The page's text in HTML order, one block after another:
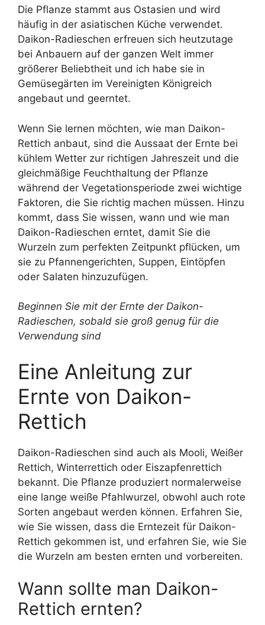
Die Pflanze stammt aus Ostasien und wird
häufig in der asiatischen Küche verwendet.
Daikon-Radieschen erfreuen sich heutzutage
bei Anbauern auf der ganzen Welt immer
größerer Beliebtheit und ich habe sie in
Gemüsegärten im Vereinigten Königreich
angebaut und geerntet.
Wenn Sie lernen möchten, wie man Daikon-
Rettich anbaut, sind die Aussaat der Ernte bei
kühlem Wetter zur richtigen Jahreszeit und die
gleichmäßige Feuchthaltung der Pflanze
während der Vegetationsperiode zwei wichtige
Faktoren, die Sie richtig machen müssen. Hinzu
kommt, dass Sie wissen, wann und wie man
Daikon-Radieschen erntet, damit Sie die
Wurzeln zum perfekten Zeitpunkt pflücken, um
sie zu Pfannengerichten, Suppen, Eintöpfen
oder Salaten hinzuzufügen.
Beginnen Sie mit der Ernte der Daikon-
Radieschen, sobald sie groß genug für die
Verwendung sind
Eine Anleitung zur
Ernte von Daikon-
Rettich
Daikon-Radieschen sind auch als Mooli, Weißer
Rettich, Winterrettich oder Eiszapfenrettich
bekannt. Die Pflanze produziert normalerweise
eine lange weiße Pfahlwurzel, obwohl auch rote
Sorten angebaut werden können. Erfahren Sie,
wie Sie wissen, dass die Erntezeit für Daikon-
Rettich gekommen ist, und erfahren Sie, wie Sie
die Wurzeln am besten ernten und vorbereiten.
Wann sollte man Daikon-
Rettich ernten?